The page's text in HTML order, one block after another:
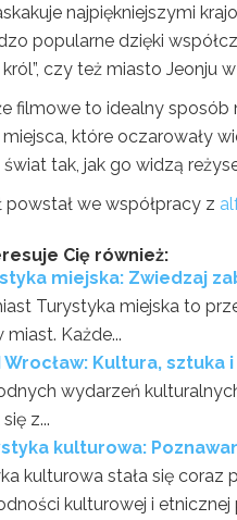
najpiękniejszymi
popularne dzięki
król”, czy też miasto Jeonju
filmowe to idealny sposób
miejsca, które oczarowały
tak, jak go widzą
powstał we współpracy z
Cię również:
miejska: Zwiedzaj
Turystyka miejska to
miast. Każde...
Wrocław: Kultura,
wydarzeń
z...
kulturowa:
kulturowa stała się coraz
kulturowej i etnicznej